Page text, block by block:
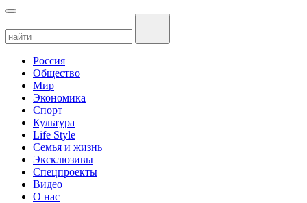
Россия
Общество
Мир
Экономика
Спорт
Культура
Life Style
Семья и жизнь
Эксклюзивы
Спецпроекты
Видео
О нас